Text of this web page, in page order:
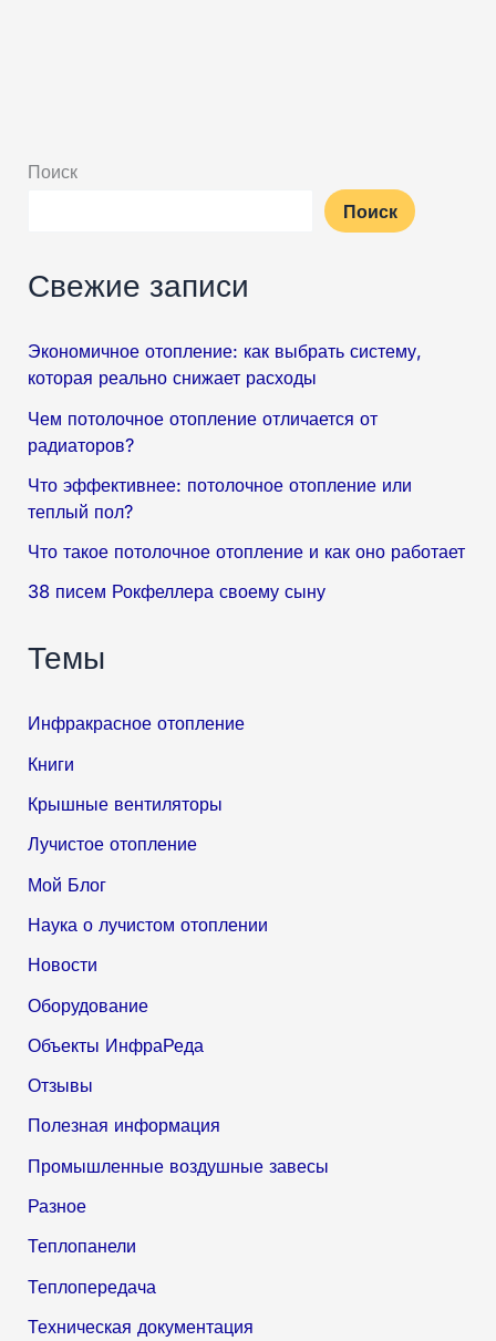
Поиск
Поиск
Свежие записи
Экономичное отопление: как выбрать систему,
которая реально снижает расходы
Чем потолочное отопление отличается от
радиаторов?
Что эффективнее: потолочное отопление или
теплый пол?
Что такое потолочное отопление и как оно работает
38 писем Рокфеллера своему сыну
Темы
Инфракрасное отопление
Книги
Крышные вентиляторы
Лучистое отопление
Мой Блог
Наука о лучистом отоплении
Новости
Оборудование
Объекты ИнфраРеда
Отзывы
Полезная информация
Промышленные воздушные завесы
Разное
Теплопанели
Теплопередача
Техническая документация